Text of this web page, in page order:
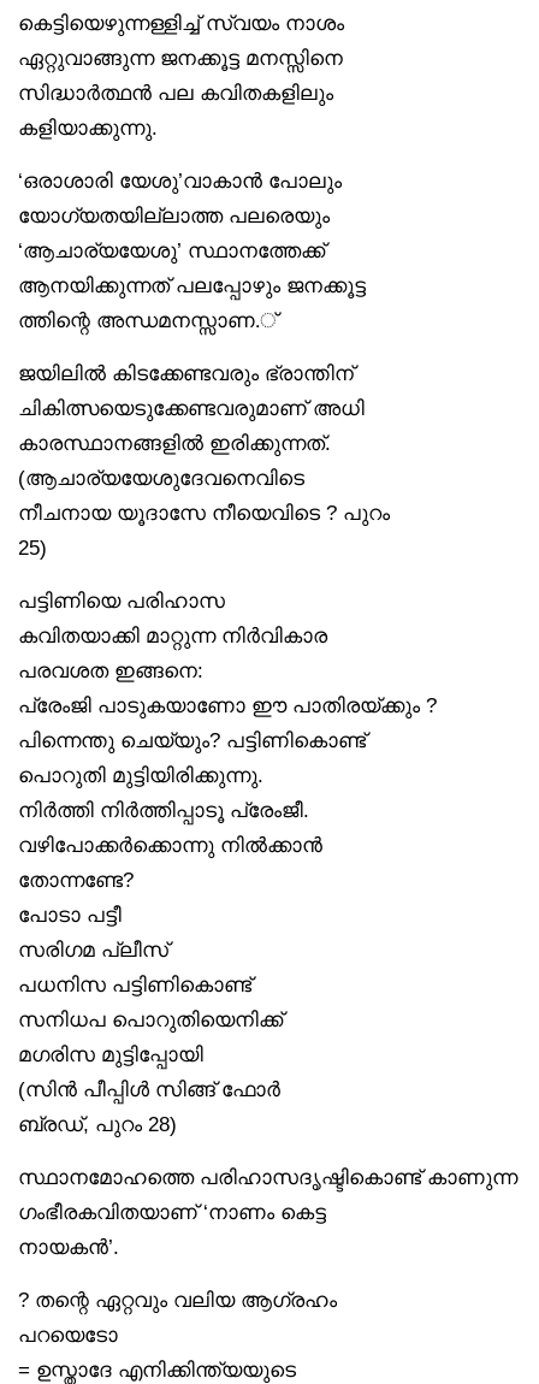
കെട്ടിയെഴുന്നള്ളിച്ച് സ്വയം നാശം
ഏറ്റുവാങ്ങുന്ന ജനക്കൂട്ട മനസ്സിനെ
സിദ്ധാർത്ഥൻ പല കവിതകളിലും
കളിയാക്കുന്നു.
‘ഒരാശാരി യേശു’വാകാൻ പോലും
യോഗ്യതയില്ലാത്ത പലരെയും
‘ആചാര്യയേശു’ സ്ഥാനത്തേക്ക്
ആനയിക്കുന്നത് പലപ്പോഴും ജനക്കൂട്ട
ത്തിന്റെ അന്ധമനസ്സാണ.്
ജയിലിൽ കിടക്കേണ്ടവരും ഭ്രാന്തിന്
ചികിത്സയെടുക്കേണ്ടവരുമാണ് അധി
കാരസ്ഥാനങ്ങളിൽ ഇരിക്കുന്നത്.
(ആചാര്യയേശുദേവനെവിടെ
നീചനായ യൂദാസേ നീയെവിടെ ? പുറം
25)
പട്ടിണിയെ പരിഹാസ
കവിതയാക്കി മാറ്റുന്ന നിർവികാര
പരവശത ഇങ്ങനെ:
പ്രേംജി പാടുകയാണോ ഈ പാതിരയ്ക്കും ?
പിന്നെന്തു ചെയ്യും? പട്ടിണികൊണ്ട്
പൊറുതി മുട്ടിയിരിക്കുന്നു.
നിർത്തി നിർത്തിപ്പാടൂ പ്രേംജീ.
വഴിപോക്കർക്കൊന്നു നിൽക്കാൻ
തോന്നണ്ടേ?
പോടാ പട്ടീ
സരിഗമ പ്ലീസ്
പധനിസ പട്ടിണികൊണ്ട്
സനിധപ പൊറുതിയെനിക്ക്
മഗരിസ മുട്ടിപ്പോയി
(സിൻ പീപ്പിൾ സിങ്ങ് ഫോർ
ബ്രഡ്, പുറം 28)
സ്ഥാനമോഹത്തെ പരിഹാസദൃഷ്ടികൊണ്ട് കാണുന്ന
ഗംഭീരകവിതയാണ് ‘നാണം കെട്ട
നായകൻ’.
? തന്റെ ഏറ്റവും വലിയ ആഗ്രഹം
പറയെടോ
= ഉസ്താദേ എനിക്കിന്ത്യയുടെ